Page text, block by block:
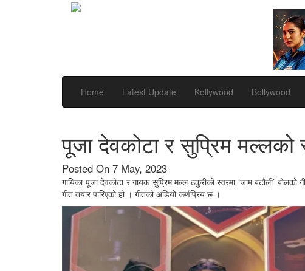
Home Latest Update Kollywood Bollywood
पूजा देवकोटा र सुप्रिम मल्लको
Posted On 7 May, 2023
गायिका पूजा देवकोटा र गायक सुप्रिम मल्ल ठकुरीको स्वरमा ‘जाम बटौली’
गीत तयार पारिएको हो । गीतको अडियो कर्णप्रिय छ ।